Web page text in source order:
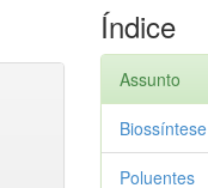
Índice
Assunto
Biossíntese
Poluentes